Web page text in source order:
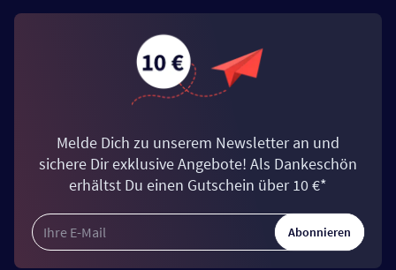
Melde Dich zu unserem Newsletter an und
sichere Dir exklusive Angebote! Als Dankeschön
erhältst Du einen Gutschein über 10 €*
Abonnieren